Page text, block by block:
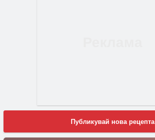
Публикувай нова рецепта